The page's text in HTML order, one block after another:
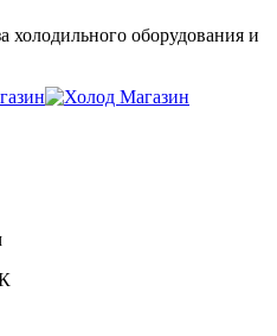
холодильного оборудования и